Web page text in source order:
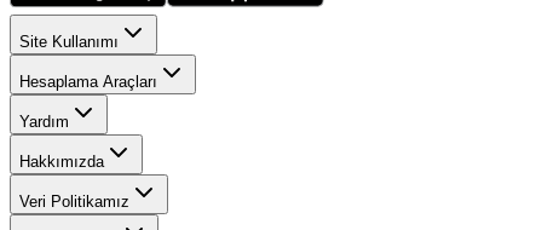
Site Kullanımı
Hesaplama Araçları
Yardım
Hakkımızda
Veri Politikamız